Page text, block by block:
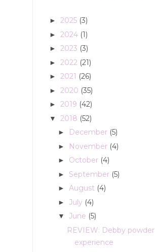
► 2025 (3)
► 2024 (1)
► 2023 (3)
► 2022 (21)
► 2021 (26)
► 2020 (35)
► 2019 (42)
▼ 2018 (52)
► December (5)
► November (4)
► October (4)
► September (5)
► August (4)
► July (4)
▼ June (5)
REVIEW: Debby powder
experience